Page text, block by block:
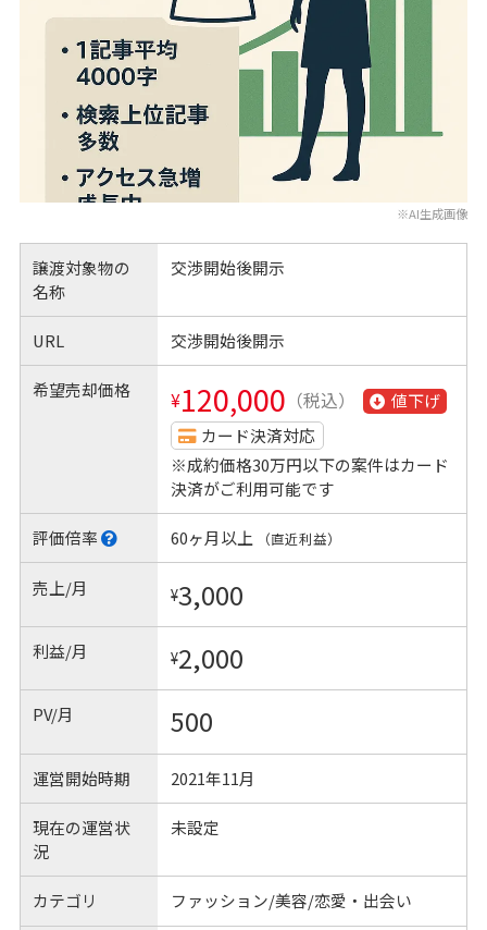
※AI生成画像
譲渡対象物の
名称
交渉開始後開示
URL 交渉開始後開示
希望売却価格 ¥120,000 （税込）
値下げ
カード決済対応
※成約価格30万円以下の案件はカード
決済がご利用可能です
評価倍率 60ヶ月以上 （直近利益）
売上/月 ¥3,000
利益/月 ¥2,000
PV/月 500
運営開始時期 2021年11月
現在の運営状
況
未設定
カテゴリ ファッション/美容/恋愛・出会い